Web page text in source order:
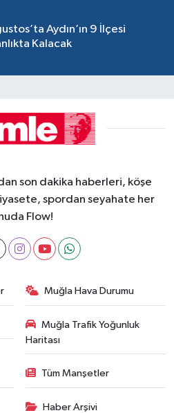
Aydın’ın 9 İlçesi
Kalacak
son dakika haberleri, köşe
spordan seyahate her
Flow!
Muğla Hava Durumu
Muğla Trafik Yoğunluk
Haritası
Tüm Manşetler
Haber Arşivi